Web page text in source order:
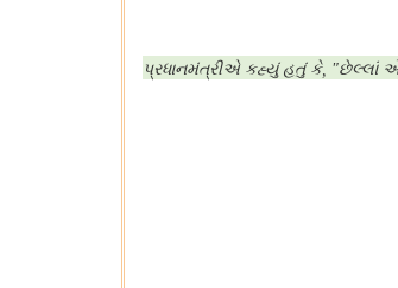
પ્રધાનમંત્રીએ કહ્યું હતું કે, "છેલ્લાં